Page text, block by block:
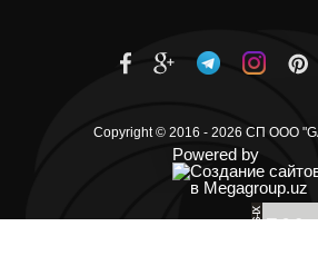
Copyright © 2016 - 2026 СП ООО
Powered by